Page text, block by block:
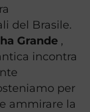
del Brasile.
Grande,
incontra
per
ammirare la